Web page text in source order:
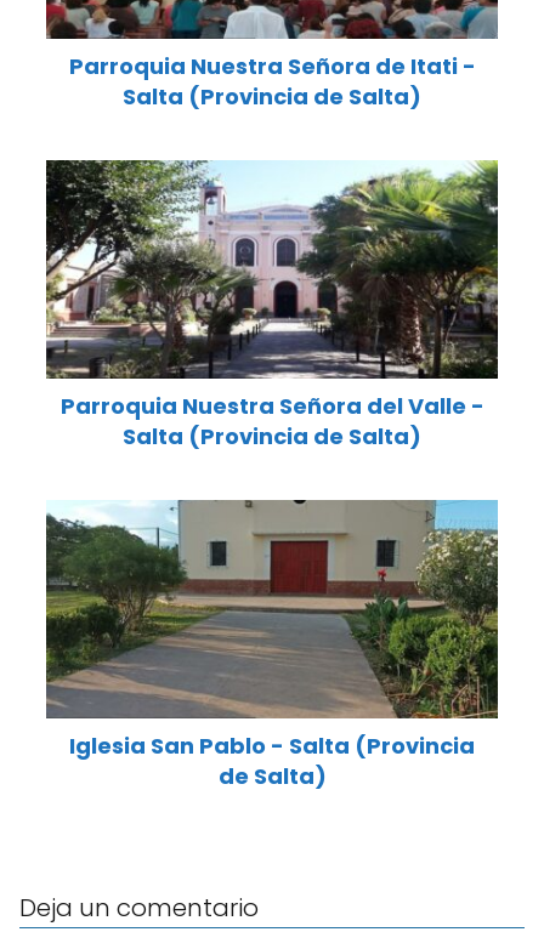
Parroquia Nuestra Señora de Itati -
Salta (Provincia de Salta)
Parroquia Nuestra Señora del Valle -
Salta (Provincia de Salta)
Iglesia San Pablo - Salta (Provincia
de Salta)
Deja un comentario